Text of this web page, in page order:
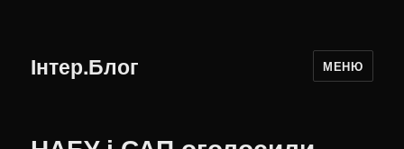
Інтер.Блог МЕНЮ